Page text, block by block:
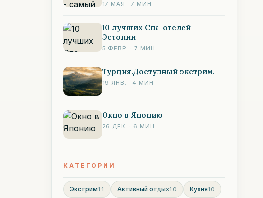
17 МАЯ ·7 МИН
10 лучших Спа-отелей
Эстонии
5 ФЕВР. ·7 МИН
Турция.Доступный экстрим.
19 ЯНВ. · 4 МИН
Окно в Японию
26 ДЕК. · 6 МИН
КАТЕГОРИИ
Экстрим11 Активный отдых10 Кухня10